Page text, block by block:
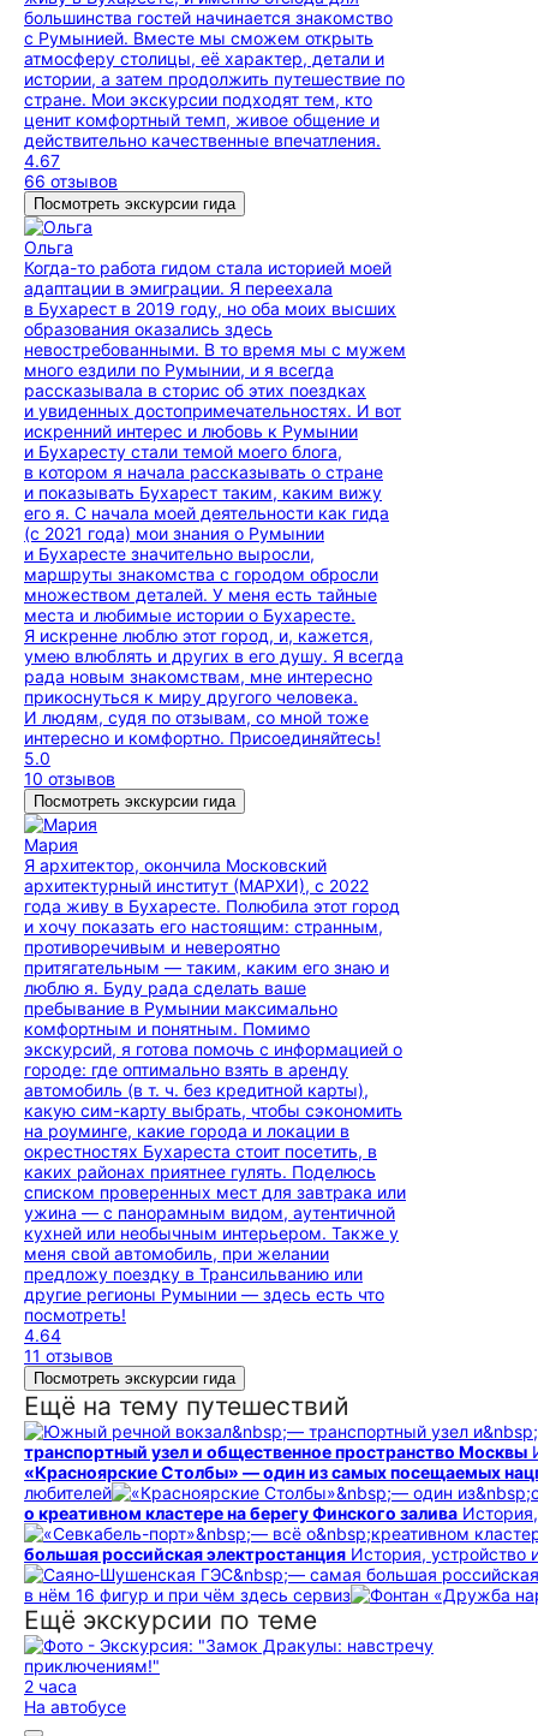
большинства гостей начинается знакомство
с Румынией. Вместе мы сможем открыть
атмосферу столицы, её характер, детали и
истории, а затем продолжить путешествие по
стране. Мои экскурсии подходят тем, кто
ценит комфортный темп, живое общение и
действительно качественные впечатления.
4.67
66 отзывов
Посмотреть экскурсии гида
Ольга
Когда-то работа гидом стала историей моей
адаптации в эмиграции. Я переехала
в Бухарест в 2019 году, но оба моих высших
образования оказались здесь
невостребованными. В то время мы с мужем
много ездили по Румынии, и я всегда
рассказывала в сторис об этих поездках
и увиденных достопримечательностях. И вот
искренний интерес и любовь к Румынии
и Бухаресту стали темой моего блога,
в котором я начала рассказывать о стране
и показывать Бухарест таким, каким вижу
его я. С начала моей деятельности как гида
(с 2021 года) мои знания о Румынии
и Бухаресте значительно выросли,
маршруты знакомства с городом обросли
множеством деталей. У меня есть тайные
места и любимые истории о Бухаресте.
Я искренне люблю этот город, и, кажется,
умею влюблять и других в его душу. Я всегда
рада новым знакомствам, мне интересно
прикоснуться к миру другого человека.
И людям, судя по отзывам, со мной тоже
интересно и комфортно. Присоединяйтесь!
5.0
10 отзывов
Посмотреть экскурсии гида
Мария
Я архитектор, окончила Московский
архитектурный институт (МАРХИ), с 2022
года живу в Бухаресте. Полюбила этот город
и хочу показать его настоящим: странным,
противоречивым и невероятно
притягательным — таким, каким его знаю и
люблю я. Буду рада сделать ваше
пребывание в Румынии максимально
комфортным и понятным. Помимо
экскурсий, я готова помочь с информацией о
городе: где оптимально взять в аренду
автомобиль (в т. ч. без кредитной карты),
какую сим-карту выбрать, чтобы сэкономить
на роуминге, какие города и локации в
окрестностях Бухареста стоит посетить, в
каких районах приятнее гулять. Поделюсь
списком проверенных мест для завтрака или
ужина — с панорамным видом, аутентичной
кухней или необычным интерьером. Также у
меня свой автомобиль, при желании
предложу поездку в Трансильванию или
другие регионы Румынии — здесь есть что
посмотреть!
4.64
11 отзывов
Посмотреть экскурсии гида
Ещё на тему путешествий
транспортный узел и общественное пространство Москвы
«Красноярские Столбы» — один из самых посещаемых
любителей
о креативном кластере на берегу Финского залива
большая российская электростанция История,
в нём 16 фигур и при чём здесь сервиз
Ещё экскурсии по теме
2 часа
На автобусе